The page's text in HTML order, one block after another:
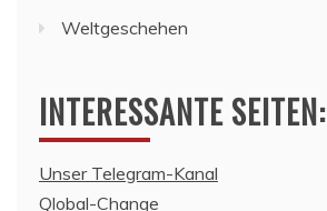
Weltgeschehen
INTERESSANTE SEITEN:
Unser Telegram-Kanal
Qlobal-Change